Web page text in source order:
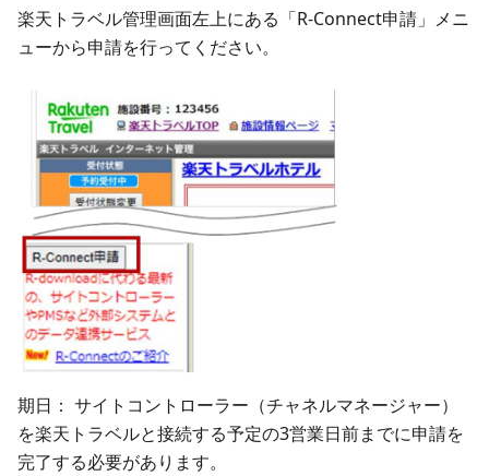
楽天トラベル管理画面左上にある「R-Connect申請」メニ
ューから申請を行ってください。
期日： サイトコントローラー（チャネルマネージャー）
を楽天トラベルと接続する予定の3営業日前までに申請を
完了する必要があります。